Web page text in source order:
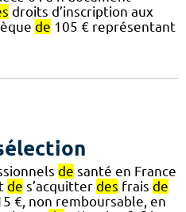
droits d’inscription aux
de 105 € représentant
de santé en France
de s’acquitter des frais de
€, non remboursable, en